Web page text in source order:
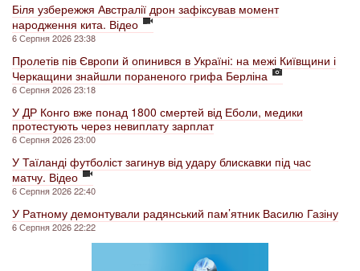
Біля узбережжя Австралії дрон зафіксував момент
народження кита. Відео
6 Серпня 2026 23:38
Пролетів пів Європи й опинився в Україні: на межі Київщини і
Черкащини знайшли пораненого грифа Берліна
6 Серпня 2026 23:18
У ДР Конго вже понад 1800 смертей від Еболи, медики
протестують через невиплату зарплат
6 Серпня 2026 23:00
У Таїланді футболіст загинув від удару блискавки під час
матчу. Відео
6 Серпня 2026 22:40
У Ратному демонтували радянський пам’ятник Василю Газіну
6 Серпня 2026 22:22